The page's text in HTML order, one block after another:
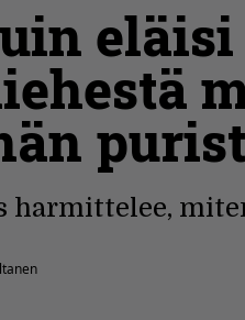
harmittelee,